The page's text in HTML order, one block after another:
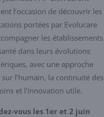
l’occasion de découvrir les
portées par Evolucare
les établissements
dans leurs évolutions
avec une approche
sur l’humain, la continuité des
et l’innovation utile.
vous les 1er et 2 juin